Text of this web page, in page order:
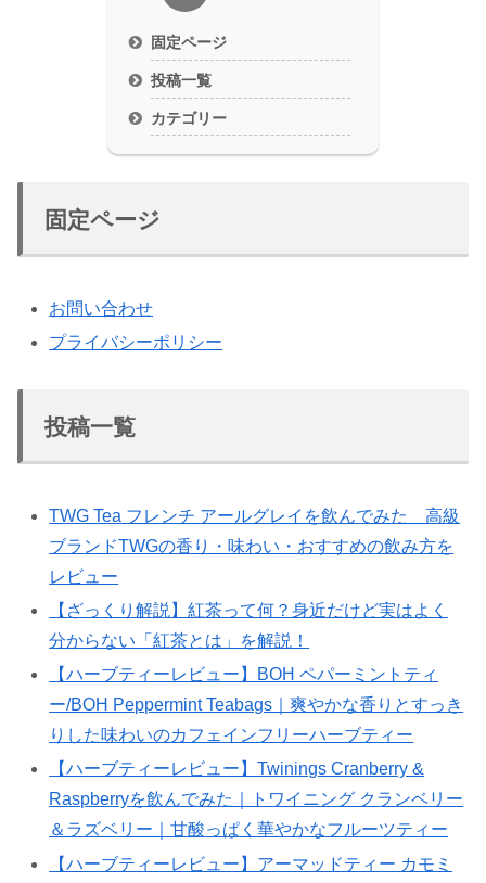
固定ページ
投稿一覧
カテゴリー
固定ページ
お問い合わせ
プライバシーポリシー
投稿一覧
TWG Tea フレンチ アールグレイを飲んでみた 高級
ブランドTWGの香り・味わい・おすすめの飲み方を
レビュー
【ざっくり解説】紅茶って何？身近だけど実はよく
分からない「紅茶とは」を解説！
【ハーブティーレビュー】BOH ペパーミントティ
ー/BOH Peppermint Teabags｜爽やかな香りとすっき
りした味わいのカフェインフリーハーブティー
【ハーブティーレビュー】Twinings Cranberry &
Raspberryを飲んでみた｜トワイニング クランベリー
＆ラズベリー｜甘酸っぱく華やかなフルーツティー
【ハーブティーレビュー】アーマッドティー カモミ